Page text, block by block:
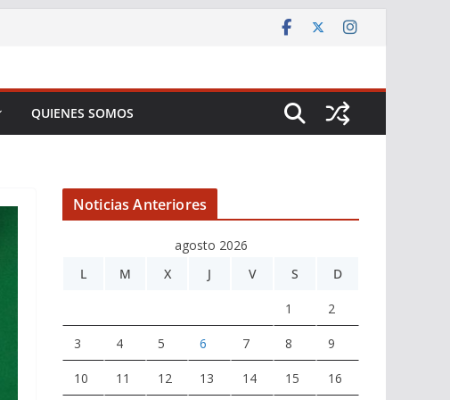
QUIENES SOMOS
Noticias Anteriores
agosto 2026
L
M X J V S D
1 2
3 4 5 6 7 8 9
10 11 12 13 14 15 16